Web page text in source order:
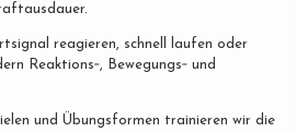
reagieren, schnell laufen oder
Reaktions‐, Bewegungs‐ und
und Übungsformen trainieren wir die